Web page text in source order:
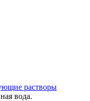
растворы
вода.